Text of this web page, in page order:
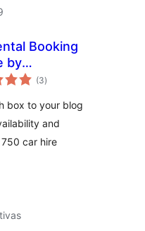
Booking
by
(3valoracións
totais
)
box to your blog
and
car hire